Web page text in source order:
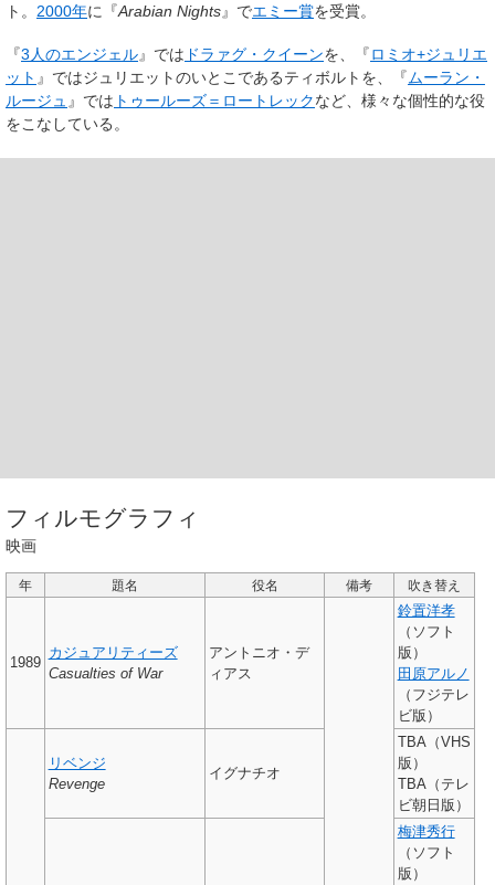
ト。 2000年に『Arabian Nights』でエミー賞を受賞。
『3人のエンジェル』では ドラァグ・クイーンを、『ロミオ+ジュリエ
ット 』ではジュリエットのいとこであるティボルトを、『ムーラン・
ルージュ 』では トゥールーズ＝ロートレックなど、様々な個性的な役
をこなしている。
フィルモグラフィ
映画
年 題名 役名 備考 吹き替え
1989
カジュアリティーズ
Casualties of War
アントニオ・デ
ィアス
鈴置洋孝
（ソフト
版）
田原アルノ
（フジテレ
ビ版）
リベンジ
Revenge
イグナチオ
TBA（VHS
版）
TBA（テレ
ビ朝日版）
梅津秀行
（ソフト
版）